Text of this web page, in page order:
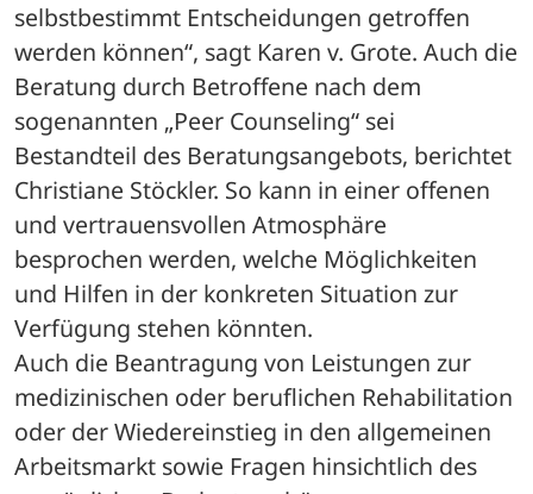
selbstbestimmt Entscheidungen getroffen
werden können“, sagt Karen v. Grote. Auch die
Beratung durch Betroffene nach dem
sogenannten „Peer Counseling“ sei
Bestandteil des Beratungsangebots, berichtet
Christiane Stöckler. So kann in einer offenen
und vertrauensvollen Atmosphäre
besprochen werden, welche Möglichkeiten
und Hilfen in der konkreten Situation zur
Verfügung stehen könnten.
Auch die Beantragung von Leistungen zur
medizinischen oder beruflichen Rehabilitation
oder der Wiedereinstieg in den allgemeinen
Arbeitsmarkt sowie Fragen hinsichtlich des